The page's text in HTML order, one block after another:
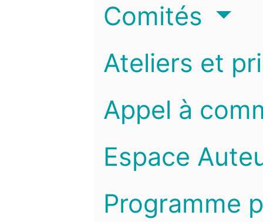
Comités
Ateliers et
Appel à
Espace
Programme